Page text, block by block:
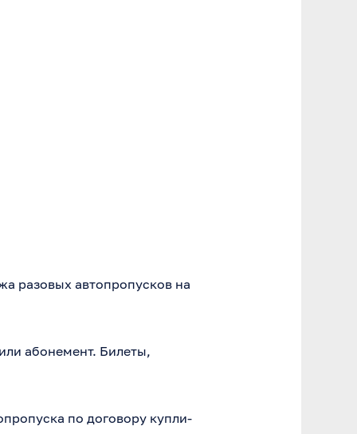
разовых автопропусков на
абонемент. Билеты,
по договору купли-